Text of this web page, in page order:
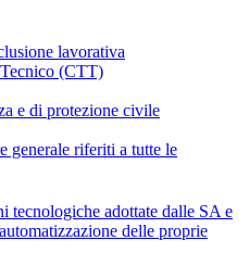
lavorativa
(CTT)
e di protezione civile
generale riferiti a tutte le
tecnologiche adottate dalle SA e
delle proprie